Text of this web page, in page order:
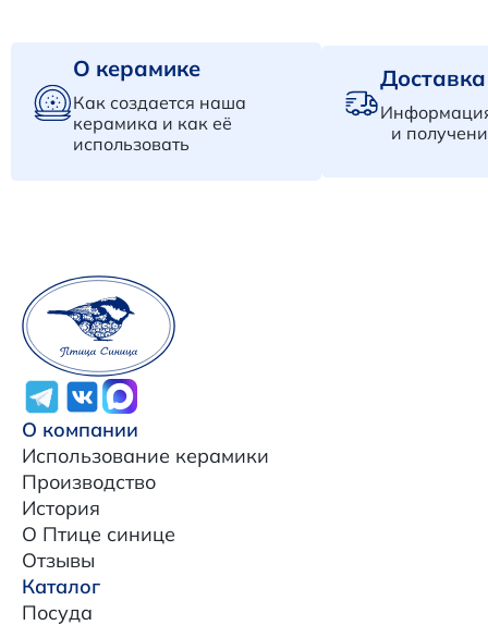
О керамике
Как создается наша
керамика и как её
использовать
и
О компании
Использование керамики
Производство
История
О Птице синице
Отзывы
Каталог
Посуда